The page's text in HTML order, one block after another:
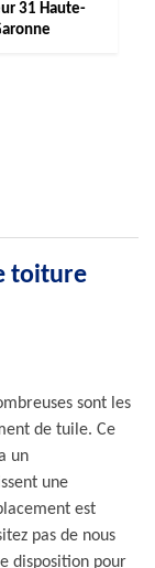
31 Haute-
toiture
sont les
de tuile. Ce
un
une
est
pas de nous
disposition pour